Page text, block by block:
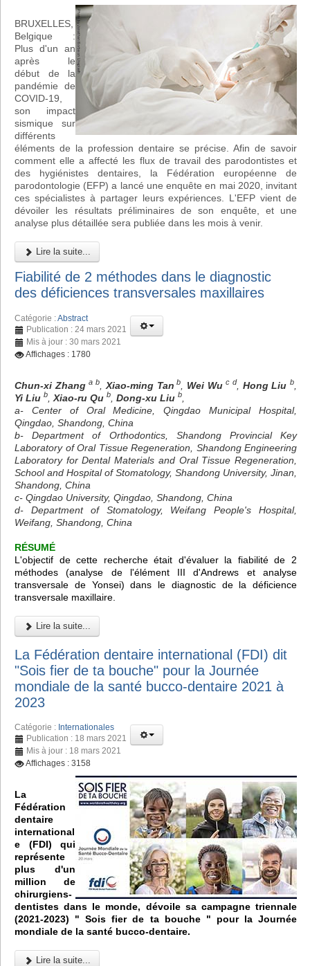
BRUXELLES,
Belgique :
Plus d'un an
après le
début de la
pandémie de
COVID-19,
son impact
sismique sur
différents
éléments de la profession dentaire se précise. Afin de savoir
comment elle a affecté les flux de travail des parodontistes et
des hygiénistes dentaires, la Fédération européenne de
parodontologie (EFP) a lancé une enquête en mai 2020, invitant
ces spécialistes à partager leurs expériences. L'EFP vient de
dévoiler les résultats préliminaires de son enquête, et une
analyse plus détaillée sera publiée dans les mois à venir.
Lire la suite...
Fiabilité de 2 méthodes dans le diagnostic
des déficiences transversales maxillaires
Catégorie :Abstract
Publication : 24 mars 2021
Mis à jour : 30 mars 2021
Affichages : 1780
Chun-xi Zhang a b Xiao-ming Tan b Wei Wu c d Hong Liu b
Yi Liu b Xiao-ru Qu b Dong-xu Liu b
a- Center of Oral Medicine, Qingdao Municipal Hospital,
Qingdao, Shandong, China
b- Department of Orthodontics, Shandong Provincial Key
Laboratory of Oral Tissue Regeneration, Shandong Engineering
Laboratory for Dental Materials and Oral Tissue Regeneration,
School and Hospital of Stomatology, Shandong University, Jinan,
Shandong, China
c- Qingdao University, Qingdao, Shandong, China
d- Department of Stomatology, Weifang People's Hospital,
Weifang, Shandong, China
RÉSUMÉ
L'objectif de cette recherche était d'évaluer la fiabilité de 2
méthodes (analyse de l'élément III d'Andrews et analyse
transversale de Yonsei) dans le diagnostic de la déficience
transversale maxillaire.
Lire la suite...
La Fédération dentaire international (FDI) dit
"Sois fier de ta bouche" pour la Journée
mondiale de la santé bucco-dentaire 2021 à
2023
Catégorie : Internationales
Publication : 18 mars 2021
Mis à jour : 18 mars 2021
Affichages : 3158
La
Fédération
dentaire
international
e (FDI) qui
représente
plus d'un
million de
chirurgiens-
dentistes dans le monde, dévoile sa campagne triennale
(2021-2023) " Sois fier de ta bouche " pour la Journée
mondiale de la santé bucco-dentaire.
Lire la suite...